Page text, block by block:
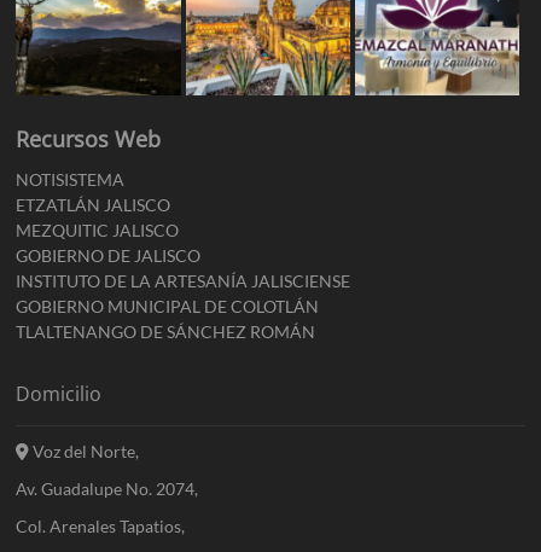
Recursos Web
NOTISISTEMA
ETZATLÁN JALISCO
MEZQUITIC JALISCO
GOBIERNO DE JALISCO
INSTITUTO DE LA ARTESANÍA JALISCIENSE
GOBIERNO MUNICIPAL DE COLOTLÁN
TLALTENANGO DE SÁNCHEZ ROMÁN
Domicilio
Voz del Norte,
Av. Guadalupe No. 2074,
Col. Arenales Tapatios,